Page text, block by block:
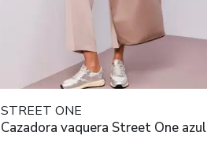
STREET ONE
Cazadora vaquera Street One azul